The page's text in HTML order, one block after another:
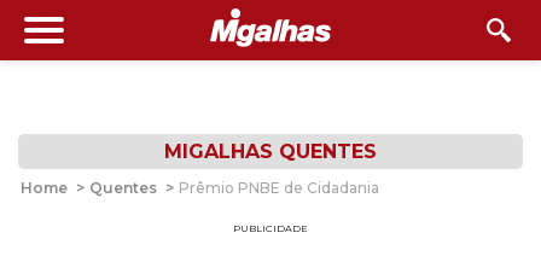
MIGALHAS QUENTES
Home > Quentes > Prêmio PNBE de Cidadania
PUBLICIDADE